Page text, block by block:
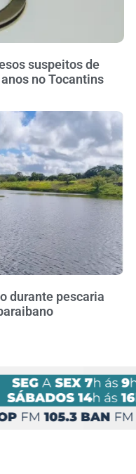
suspeitos de
no Tocantins
durante pescaria